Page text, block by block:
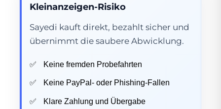
Kleinanzeigen-Risiko
Sayedi kauft direkt, bezahlt sicher und
übernimmt die saubere Abwicklung.
Keine fremden Probefahrten
Keine PayPal- oder Phishing-Fallen
Klare Zahlung und Übergabe